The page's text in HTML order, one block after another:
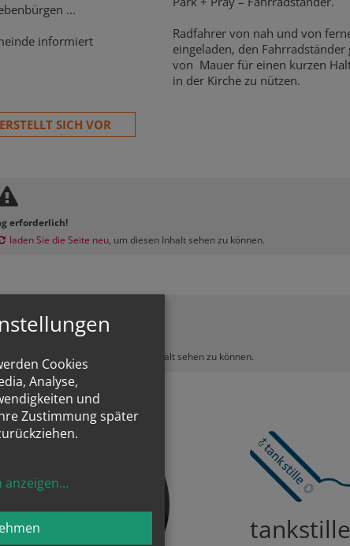
...
informiert
SICH VOR
Radfahrer von nah und von
eingeladen, den
von Mauer für einen kurzen
in der Kirche zu nützen.
erforderlich!
laden Sie die Seite neu, um diesen Inhalt sehen zu können.
laden Sie die Seite neu , um diesen Inhalt sehen zu können.
tankstille
Cookies
Analyse,
und
Zustimmung später
...